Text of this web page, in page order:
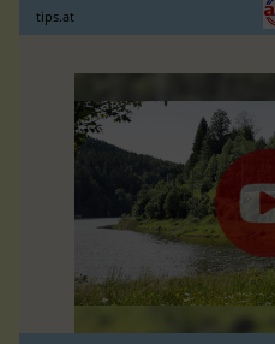
tips.at